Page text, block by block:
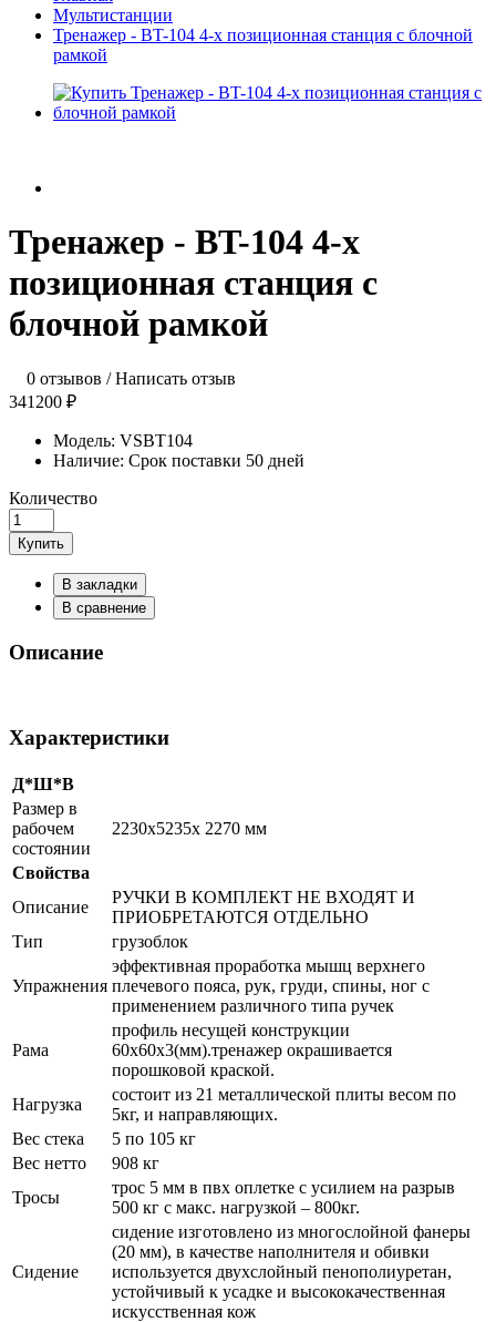
Мультистанции
Тренажер - BT-104 4-х позиционная станция с блочной
рамкой
Тренажер - BT-104 4-х
позиционная станция с
блочной рамкой
0 отзывов /Написать отзыв
341200 ₽
Модель: VSBT104
Наличие: Срок поставки 50 дней
Количество
Купить
В закладки
В сравнение
Описание
Характеристики
Д*Ш*В
Размер в
рабочем
состоянии
2230х5235х 2270 мм
Свойства
Описание
РУЧКИ В КОМПЛЕКТ НЕ ВХОДЯТ И
ПРИОБРЕТАЮТСЯ ОТДЕЛЬНО
Тип
грузоблок
Упражнения
эффективная проработка мышц верхнего
плечевого пояса, рук, груди, спины, ног с
применением различного типа ручек
Рама
профиль несущей конструкции
60х60х3(мм).тренажер окрашивается
порошковой краской.
Нагрузка
состоит из 21 металлической плиты весом по
5кг, и направляющих.
Вес стека
5 по 105 кг
Вес нетто
908 кг
Тросы
трос 5 мм в пвх оплетке с усилием на разрыв
500 кг с макс. нагрузкой – 800кг.
Сидение
сидение изготовлено из многослойной фанеры
(20 мм), в качестве наполнителя и обивки
используется двухслойный пенополиуретан,
устойчивый к усадке и высококачественная
искусственная кож